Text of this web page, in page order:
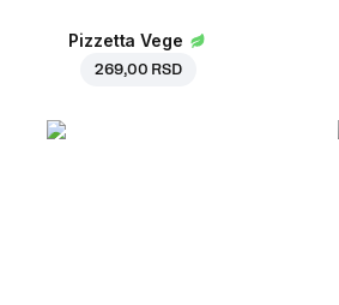
Pizzetta Vege
269,00 RSD